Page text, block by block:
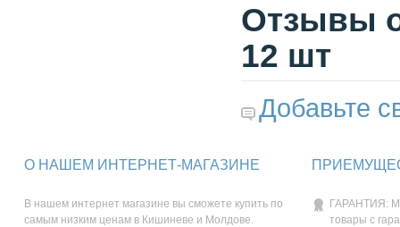
Отзывы
12 шт
Добавьте
О НАШЕМ ИНТЕРНЕТ-МАГАЗИНЕ
В нашем интернет магазине вы сможете купить по
самым низким ценам в Кишиневе и Молдове.
ГАРАНТИЯ:
товары с